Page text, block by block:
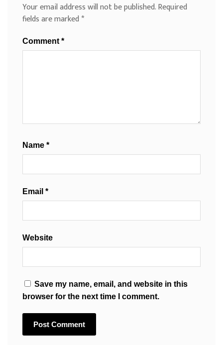
Your email address will not be published.Required
fields are marked*
Comment *
Name *
Email *
Website
Save my name, email, and website in this
browser for the next time I comment.